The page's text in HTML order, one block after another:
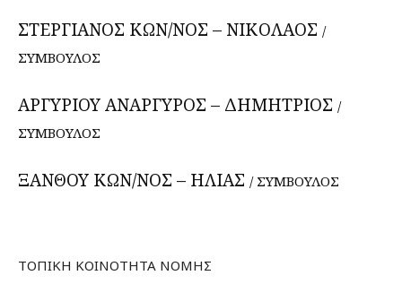
ΣΤΕΡΓΙΑΝΟΣ ΚΩΝ/ΝΟΣ – ΝΙΚΟΛΑΟΣ /
ΣΥΜΒΟΥΛΟΣ
ΑΡΓΥΡΙΟΥ ΑΝΑΡΓΥΡΟΣ – ΔΗΜΗΤΡΙΟΣ /
ΣΥΜΒΟΥΛΟΣ
ΞΑΝΘΟΥ ΚΩΝ/ΝΟΣ – ΗΛΙΑΣ / ΣΥΜΒΟΥΛΟΣ
ΤΟΠΙΚΗ ΚΟΙΝΟΤΗΤΑ ΝΟΜΗΣ